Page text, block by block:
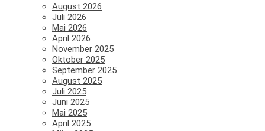
August 2026
Juli 2026
Mai 2026
April 2026
November 2025
Oktober 2025
September 2025
August 2025
Juli 2025
Juni 2025
Mai 2025
April 2025